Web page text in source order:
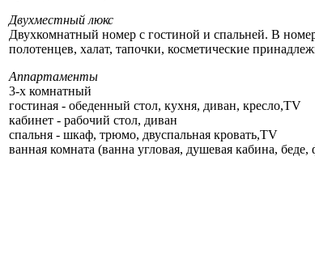
Двухместный люкс
Двухкомнатный номер с гостиной и спальней. В
полотенцев, халат, тапочки, косметические
Аппартаменты
3-х комнатный
гостиная - обеденный стол, кухня, диван, кресло,TV
кабинет - рабочий стол, диван
спальня - шкаф, трюмо, двуспальная кровать,TV
ванная комната (ванна угловая, душевая кабина,